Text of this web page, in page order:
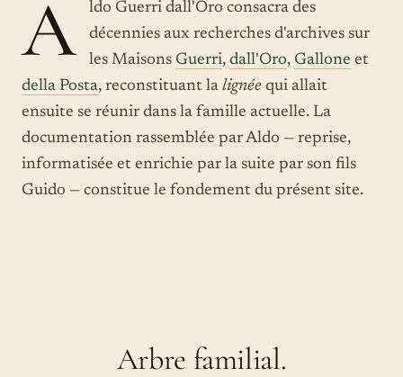
A
ldo Guerri dall'Oro consacra des
décennies aux recherches d'archives sur
les Maisons Guerri, dall'Oro, Gallone et
della Posta, reconstituant la lignée qui allait
ensuite se réunir dans la famille actuelle. La
documentation rassemblée par Aldo — reprise,
informatisée et enrichie par la suite par son fils
Guido — constitue le fondement du présent site.
Arbre familial.